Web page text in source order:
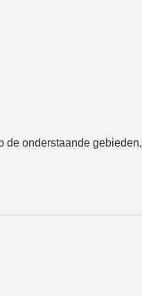
de onderstaande gebieden,